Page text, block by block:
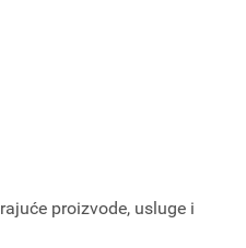
proizvode, usluge i